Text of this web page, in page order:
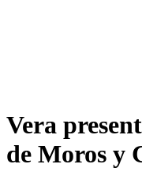
Vera
de Moros y